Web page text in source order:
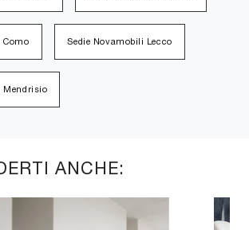
Como Sedie Novamobili Lecco
Mendrisio
ANCHE: